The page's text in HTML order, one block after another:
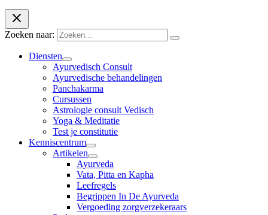
Zoeken naar:
Diensten
Ayurvedisch Consult
Ayurvedische behandelingen
Panchakarma
Cursussen
Astrologie consult Vedisch
Yoga & Meditatie
Test je constitutie
Kenniscentrum
Artikelen
Ayurveda
Vata, Pitta en Kapha
Leefregels
Begrippen In De Ayurveda
Vergoeding zorgverzekeraars